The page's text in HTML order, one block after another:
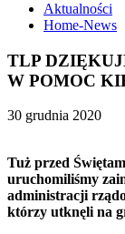
Aktualności
Home-News
TLP
W POMOC
30 grudnia 2020
Tuż przed
uruchomiliśmy
administracji
którzy utknęli na